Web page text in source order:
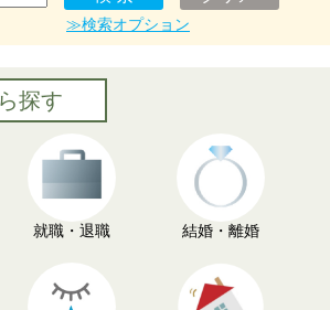
≫検索オプション
探す
就職・退職 結婚・離婚